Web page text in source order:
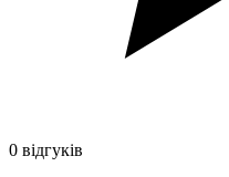
0 відгуків